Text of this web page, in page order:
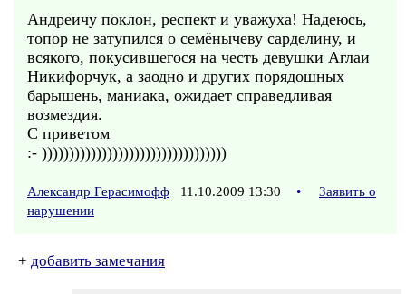
Андреичу поклон, респект и уважуха! Надеюсь,
топор не затупился о семёнычеву сарделину, и
всякого, покусившегося на честь девушки Аглаи
Никифорчук, а заодно и других порядошных
барышень, маниака, ожидает справедливая
возмездия.
С приветом
:- ))))))))))))))))))))))))))))))))))
Александр Герасимофф 11.10.2009 13:30 •
Заявить о
нарушении
+ добавить замечания